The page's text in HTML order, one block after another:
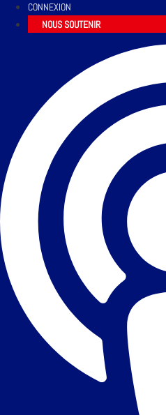
CONNEXION
NOUS SOUTENIR